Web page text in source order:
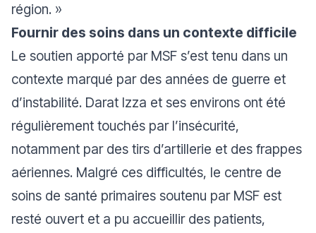
région. »
Fournir des soins dans un contexte difficile
Le soutien apporté par MSF s’est tenu dans un
contexte marqué par des années de guerre et
d’instabilité. Darat Izza et ses environs ont été
régulièrement touchés par l’insécurité,
notamment par des tirs d’artillerie et des frappes
aériennes. Malgré ces difficultés, le centre de
soins de santé primaires soutenu par MSF est
resté ouvert et a pu accueillir des patients,